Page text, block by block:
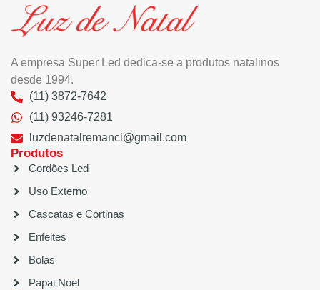
A empresa Super Led dedica-se a produtos natalinos
desde 1994.
(11) 3872-7642
(11) 93246-7281
luzdenatalremanci@gmail.com
Produtos
Cordões Led
Uso Externo
Cascatas e Cortinas
Enfeites
Bolas
Papai Noel